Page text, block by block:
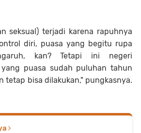
seksual) terjadi karena rapuhnya
diri, puasa yang begitu rupa
kan? Tetapi ini negeri
yang puasa sudah puluhan tahun
tetap bisa dilakukan," pungkasnya.